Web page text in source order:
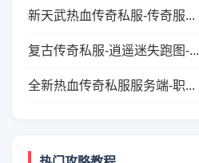
新天武热血传奇私服-传奇服...
复古传奇私服-逍遥迷失跑图-...
全新热血传奇私服服务端-职...